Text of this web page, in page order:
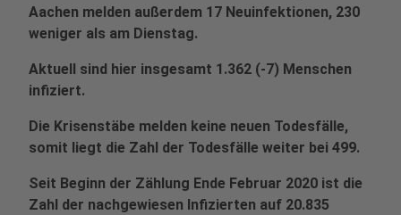
Aachen melden außerdem 17 Neuinfektionen, 230
weniger als am Dienstag.
Aktuell sind hier insgesamt 1.362 (-7) Menschen
infiziert.
Die Krisenstäbe melden keine neuen Todesfälle,
somit liegt die Zahl der Todesfälle weiter bei 499.
Seit Beginn der Zählung Ende Februar 2020 ist die
Zahl der nachgewiesen Infizierten auf 20.835